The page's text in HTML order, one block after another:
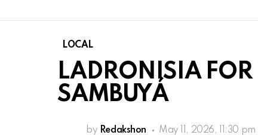
LOCAL
LADRONISIA
SAMBUYÁ
by Redakshon May 11, 2026, 11:30 pm